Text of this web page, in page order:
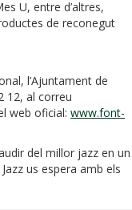
U, entre d’altres,
de reconegut
l’Ajuntament de
12, al correu
web oficial: www.font-
del millor jazz en un
us espera amb els